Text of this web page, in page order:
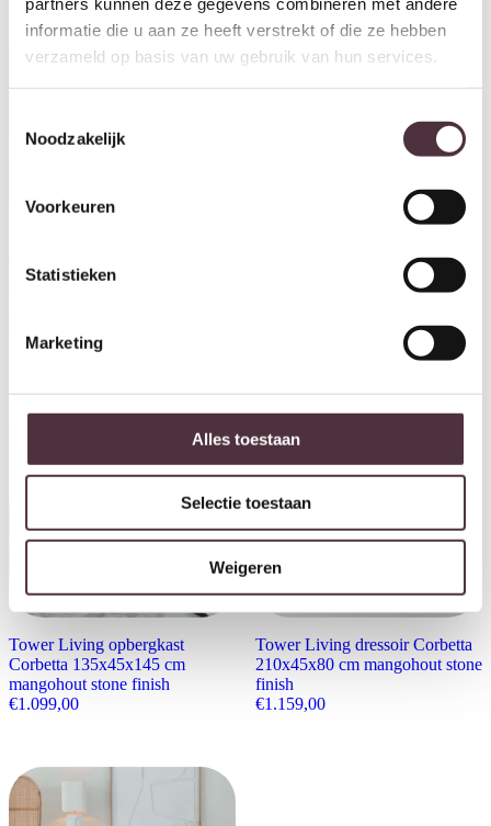
informatie die u aan ze heeft verstrekt of die ze hebben
verzameld op basis van uw gebruik van hun services.
Noodzakelijk
Voorkeuren
Statistieken
Marketing
Alles toestaan
Selectie toestaan
Weigeren
Tower Living opbergkast
Tower Living tv meubel
Corbetta 185x45x45 cm
Tower Living opbergkast
Corbetta 135x45x145 cm
mangohout stone finish
€1.099,00
Tower Living dressoir Corbetta
210x45x80 cm mangohout stone
finish
€1.159,00